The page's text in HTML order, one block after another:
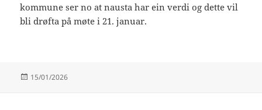
kommune ser no at nausta har ein verdi og dette vil
bli drøfta på møte i 21. januar.
Publisert
15/01/2026